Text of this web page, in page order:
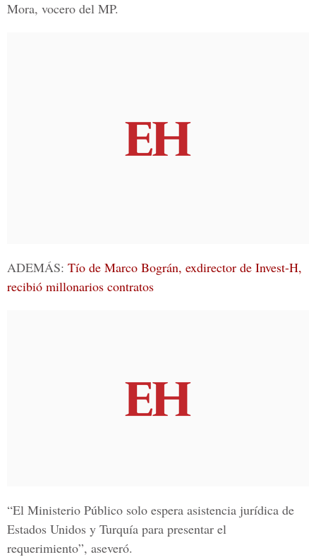
Mora, vocero del MP.
ADEMÁS: Tío de Marco Bográn, exdirector de Invest-H,
recibió millonarios contratos
“El Ministerio Público solo espera asistencia jurídica de
Estados Unidos y Turquía para presentar el
requerimiento”, aseveró.